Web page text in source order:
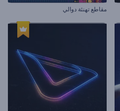
مقاطع تهنئة دوالي